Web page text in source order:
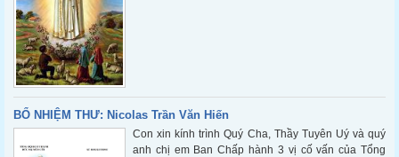
BỔ NHIỆM THƯ: Nicolas Trần Văn Hiến
Con xin kính trình Quý Cha, Thầy Tuyên Uý và quý
anh chị em Ban Chấp hành 3 vị cố vấn của Tổng